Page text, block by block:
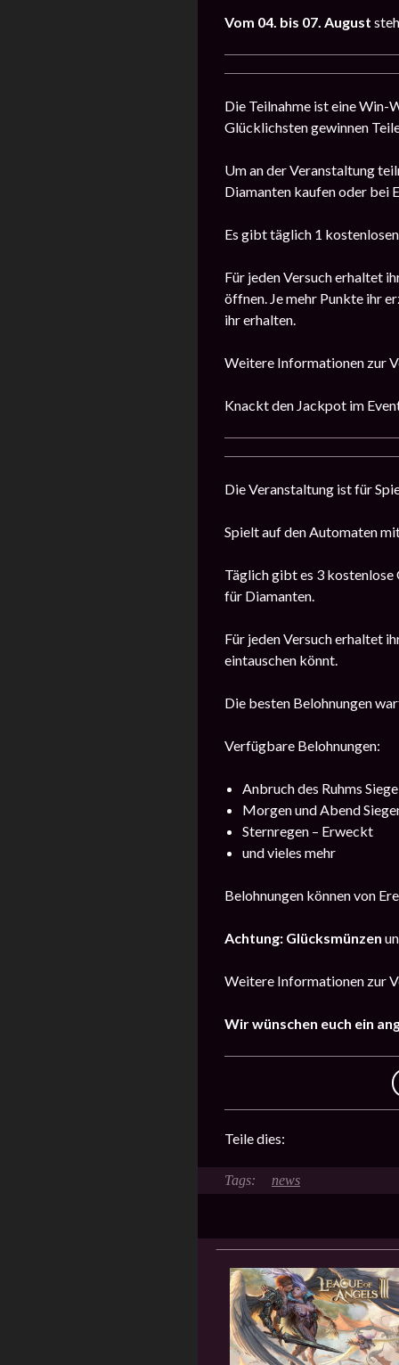
Vom 04. bis 07. August
Die Teilnahme ist eine Win-
Glücklichsten gewinnen
Um an der Veranstaltung
Diamanten kaufen oder bei
Es gibt täglich 1
Für jeden Versuch erhaltet
öffnen. Je mehr Punkte ihr
ihr erhalten.
Weitere Informationen zur
Knackt den Jackpot im
Die Veranstaltung ist für
Spielt auf den Automaten
Täglich gibt es 3
für Diamanten.
Für jeden Versuch erhaltet
eintauschen könnt.
Die besten Belohnungen
Verfügbare Belohnungen:
Anbruch des Ruhms
Morgen und Abend
Sternregen – Erweckt
und vieles mehr
Belohnungen können von
Achtung: Glücksmünzen
Weitere Informationen zur
Wir wünschen euch ein
Teile dies:
news